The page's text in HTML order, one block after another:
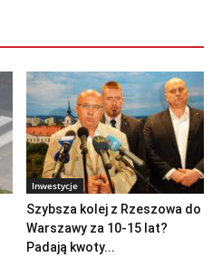
Inwestycje
Szybsza kolej z Rzeszowa do
Warszawy za 10-15 lat?
Padają kwoty...